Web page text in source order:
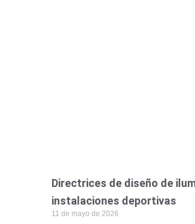
Directrices de diseño de
instalaciones deportivas
11 de mayo de 2026